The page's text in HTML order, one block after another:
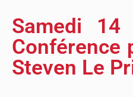
Samedi
Conférence
Steven Le